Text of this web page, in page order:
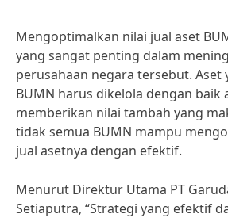
Mengoptimalkan nilai jual aset
yang sangat penting dalam
perusahaan negara tersebut. Aset
BUMN harus dikelola dengan baik
memberikan nilai tambah yang
tidak semua BUMN mampu
jual asetnya dengan efektif.
Menurut Direktur Utama PT
Setiaputra, “Strategi yang efektif